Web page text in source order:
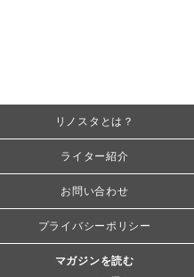
リノスタとは？
ライター紹介
お問い合わせ
プライバシーポリシー
マガジンを読む